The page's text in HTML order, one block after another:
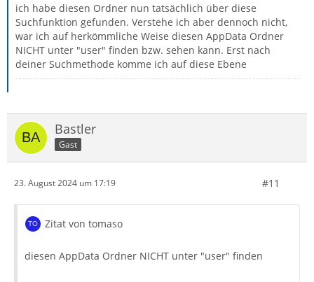
ich habe diesen Ordner nun tatsächlich über diese
Suchfunktion gefunden. Verstehe ich aber dennoch nicht,
war ich auf herkömmliche Weise diesen AppData Ordner
NICHT unter "user" finden bzw. sehen kann. Erst nach
deiner Suchmethode komme ich auf diese Ebene
Bastler
Gast
23. August 2024 um 17:19 #11
Zitat von tomaso
diesen AppData Ordner NICHT unter "user" finden